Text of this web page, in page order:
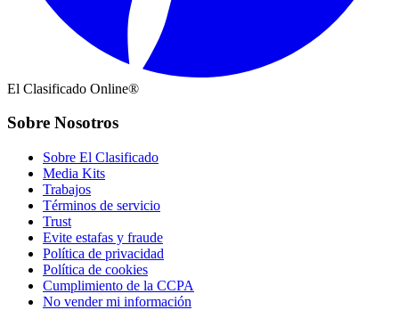
El Clasificado Online®
Sobre Nosotros
Sobre El Clasificado
Media Kits
Trabajos
Términos de servicio
Trust
Evite estafas y fraude
Política de privacidad
Política de cookies
Cumplimiento de la CCPA
No vender mi información